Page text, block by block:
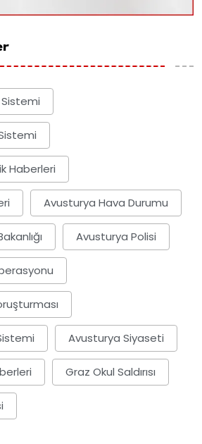
Haberleri
Avusturya Hava Durumu
Avusturya Polisi
Avusturya Siyaseti
Graz Okul Saldırısı